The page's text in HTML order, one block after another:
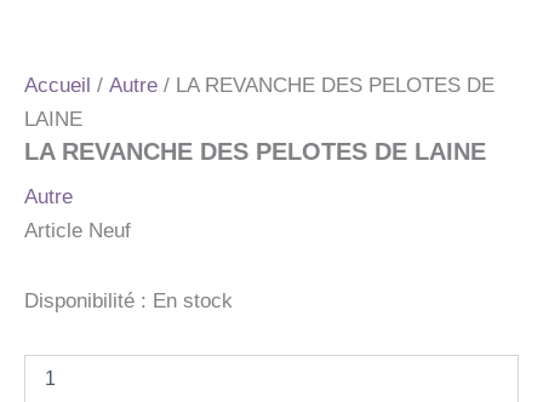
Accueil / Autre / LA REVANCHE DES PELOTES DE
LAINE
LA REVANCHE DES PELOTES DE LAINE
Autre
Article Neuf
Disponibilité : En stock